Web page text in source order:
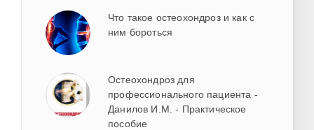
Что такое остеохондроз и как с
ним бороться
Остеохондроз для
профессионального пациента -
Данилов И.М. - Практическое
пособие